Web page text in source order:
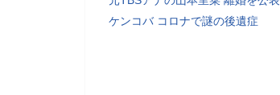
ケンコバ コロナで謎の後遺症